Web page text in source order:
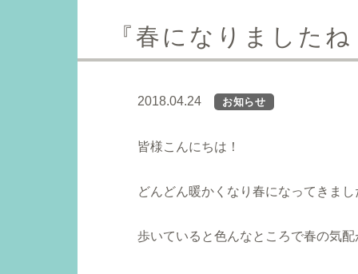
『春になりました
2018.04.24 お知らせ
皆様こんにちは！
どんどん暖かくなり春になってきま
歩いていると色んなところで春の気